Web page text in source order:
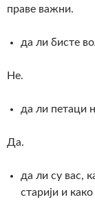
праве важни.
да ли бисте
Не.
да ли петаци
Да.
да ли су вас,
старији и